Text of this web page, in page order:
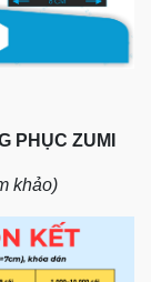
PHỤC ZUMI
khảo)